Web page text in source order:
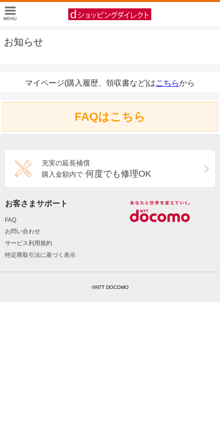
お知らせ
マイページ(購入履歴、領収書など)はこちらから
FAQはこちら
充実の延長補償
購入金額内で 何度でも修理OK
お客さまサポート
FAQ
お問い合わせ
サービス利用規約
特定商取引法に基づく表示
©NTT DOCOMO